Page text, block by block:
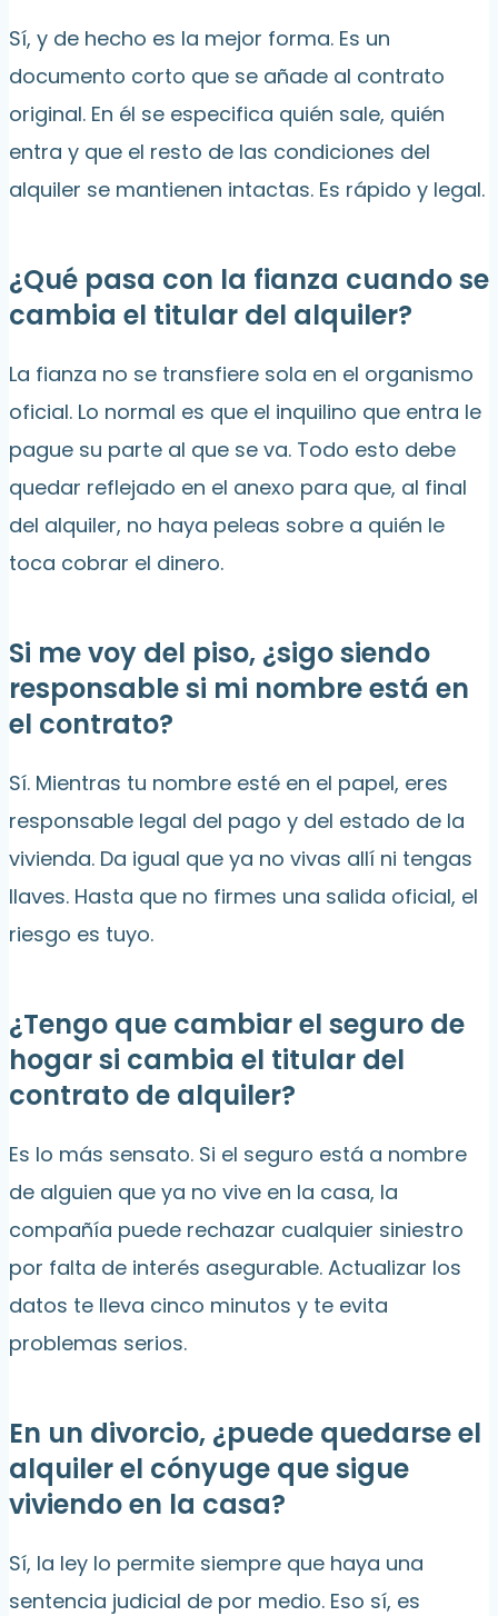
Sí, y de hecho es la mejor forma. Es un
documento corto que se añade al contrato
original. En él se especifica quién sale, quién
entra y que el resto de las condiciones del
alquiler se mantienen intactas. Es rápido y legal.
¿Qué pasa con la fianza cuando se
cambia el titular del alquiler?
La fianza no se transfiere sola en el organismo
oficial. Lo normal es que el inquilino que entra le
pague su parte al que se va. Todo esto debe
quedar reflejado en el anexo para que, al final
del alquiler, no haya peleas sobre a quién le
toca cobrar el dinero.
Si me voy del piso, ¿sigo siendo
responsable si mi nombre está en
el contrato?
Sí. Mientras tu nombre esté en el papel, eres
responsable legal del pago y del estado de la
vivienda. Da igual que ya no vivas allí ni tengas
llaves. Hasta que no firmes una salida oficial, el
riesgo es tuyo.
¿Tengo que cambiar el seguro de
hogar si cambia el titular del
contrato de alquiler?
Es lo más sensato. Si el seguro está a nombre
de alguien que ya no vive en la casa, la
compañía puede rechazar cualquier siniestro
por falta de interés asegurable. Actualizar los
datos te lleva cinco minutos y te evita
problemas serios.
En un divorcio, ¿puede quedarse el
alquiler el cónyuge que sigue
viviendo en la casa?
Sí, la ley lo permite siempre que haya una
sentencia judicial de por medio. Eso sí, es